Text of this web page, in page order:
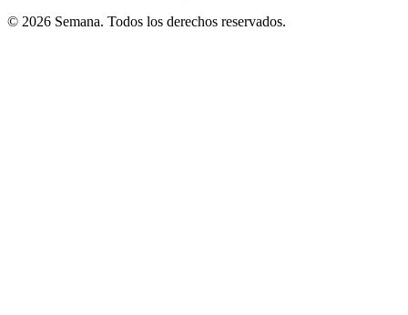
© 2026 Semana. Todos los derechos reservados.